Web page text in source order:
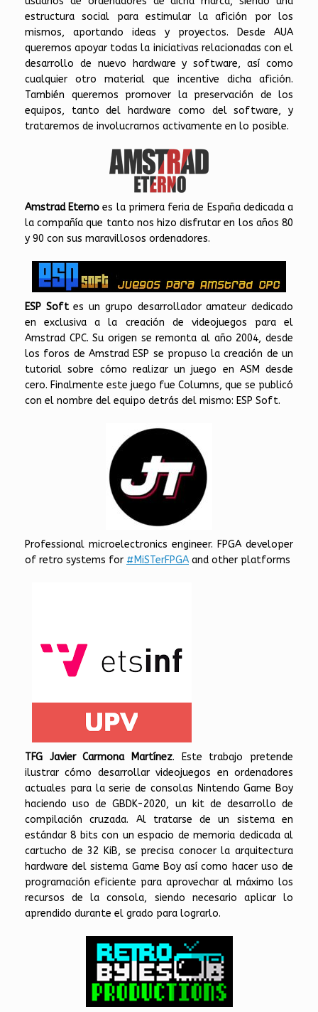
estructura social para estimular la afición por los
mismos, aportando ideas y proyectos. Desde AUA
queremos apoyar todas la iniciativas relacionadas con el
desarrollo de nuevo hardware y software, así como
cualquier otro material que incentive dicha afición.
También queremos promover la preservación de los
equipos, tanto del hardware como del software, y
trataremos de involucrarnos activamente en lo posible.
Amstrad Eterno es la primera feria de España dedicada a
la compañía que tanto nos hizo disfrutar en los años 80
y 90 con sus maravillosos ordenadores.
ESP Softes un grupo desarrollador amateur dedicado
en exclusiva a la creación de videojuegos para el
Amstrad CPC. Su origen se remonta al año 2004, desde
los foros de Amstrad ESP se propuso la creación de un
tutorial sobre cómo realizar un juego en ASM desde
cero. Finalmente este juego fue Columns, que se publicó
con el nombre del equipo detrás del mismo: ESP Soft.
Professional microelectronics engineer. FPGA developer
of retro systems for #MiSTerFPGA and other platforms
TFG Javier Carmona Martínez. Este trabajo pretende
ilustrar cómo desarrollar videojuegos en ordenadores
actuales para la serie de consolas Nintendo Game Boy
haciendo uso de GBDK-2020, un kit de desarrollo de
compilación cruzada. Al tratarse de un sistema en
estándar 8 bits con un espacio de memoria dedicada al
cartucho de 32 KiB, se precisa conocer la arquitectura
hardware del sistema Game Boy así como hacer uso de
programación eficiente para aprovechar al máximo los
recursos de la consola, siendo necesario aplicar lo
aprendido durante el grado para lograrlo.